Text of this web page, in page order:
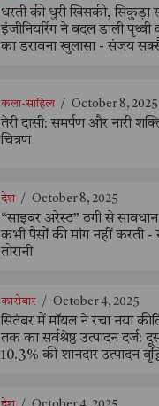
धरती की धुरी खिसकी, सिकुड़ा
इंजीनियरिंग ने बदल डाली पृथ्वी
का डरावना खुलासा - संजय
कला-साहित्य / October 8, 2025
तेरी दासी: समर्पण और नारी
चित्रण
देश / October 8, 2025
“साइबर अरेस्ट” ठगी से
कभी पैसों की मांग नहीं करती -
तोरानी
कारोबार / October 4, 2025
सितंबर में मॉयल ने रचा नया
तक का सर्वश्रेष्ठ उत्पादन दर्ज:
10.3% की शानदार उत्पादन